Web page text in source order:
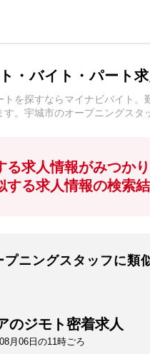
・バイト・パート
を探すならマイナビバイト
。宇城市のオープニングスタ
求人情報がみつかり
る求人情報の検索
プニングスタッフに類
のジモト密着求人
月06日の11時ごろ